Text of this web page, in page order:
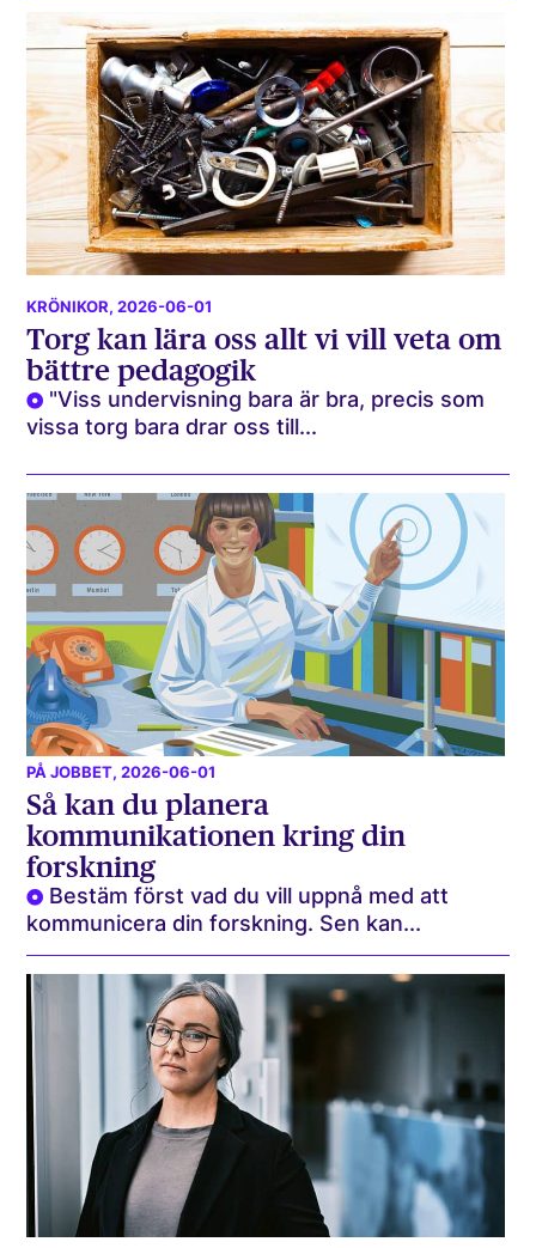
KRÖNIKOR, 2026-06-01
Torg kan lära oss allt vi vill veta om
bättre pedagogik
"Viss undervisning bara är bra, precis som
vissa torg bara drar oss till...
PÅ JOBBET, 2026-06-01
Så kan du planera
kommunikationen kring din
forskning
Bestäm först vad du vill uppnå med att
kommunicera din forskning. Sen kan...